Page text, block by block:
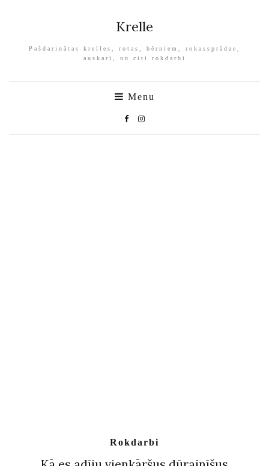
Krelle
Pašdarinātas krelles, rotas, bērniem, rokassprādze,
auskari, un citi rokdarbi
Menu
Rokdarbi